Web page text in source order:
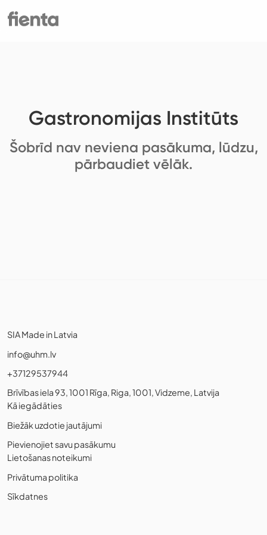
Gastronomijas Institūts
Šobrīd nav neviena pasākuma, lūdzu,
pārbaudiet vēlāk.
SIA Made in Latvia
info@uhm.lv
+37129537944
Brīvības iela 93, 1001 Rīga, Riga, 1001, Vidzeme, Latvija
Kā iegādāties
Biežāk uzdotie jautājumi
Pievienojiet savu pasākumu
Lietošanas noteikumi
Privātuma politika
Sīkdatnes